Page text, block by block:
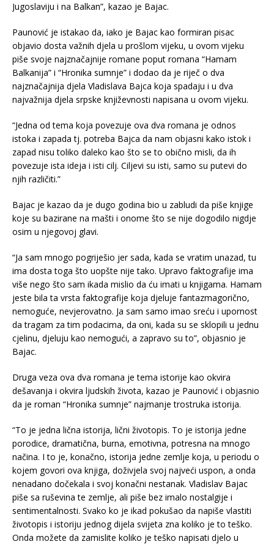
Jugoslaviju i na Balkan”, kazao je Bajac.
Paunović je istakao da, iako je Bajac kao formiran pisac
objavio dosta važnih djela u prošlom vijeku, u ovom vijeku
piše svoje najznačajnije romane poput romana “Hamam
Balkanija” i “Hronika sumnje” i dodao da je riječ o dva
najznačajnija djela Vladislava Bajca koja spadaju i u dva
najvažnija djela srpske književnosti napisana u ovom vijeku.
“Jedna od tema koja povezuje ova dva romana je odnos
istoka i zapada tj. potreba Bajca da nam objasni kako istok i
zapad nisu toliko daleko kao što se to obično misli, da ih
povezuje ista ideja i isti cilj. Ciljevi su isti, samo su putevi do
njih različiti.”
Bajac je kazao da je dugo godina bio u zabludi da piše knjige
koje su bazirane na mašti i onome što se nije dogodilo nigdje
osim u njegovoj glavi.
“Ja sam mnogo pogriješio jer sada, kada se vratim unazad, tu
ima dosta toga što uopšte nije tako. Upravo faktografije ima
više nego što sam ikada mislio da ću imati u knjigama. Hamam
jeste bila ta vrsta faktografije koja djeluje fantazmagorično,
nemoguće, nevjerovatno. Ja sam samo imao sreću i upornost
da tragam za tim podacima, da oni, kada su se sklopili u jednu
cjelinu, djeluju kao nemogući, a zapravo su to”, objasnio je
Bajac.
Druga veza ova dva romana je tema istorije kao okvira
dešavanja i okvira ljudskih života, kazao je Paunović i objasnio
da je roman “Hronika sumnje” najmanje trostruka istorija.
“To je jedna lična istorija, lični životopis. To je istorija jedne
porodice, dramatična, burna, emotivna, potresna na mnogo
načina. I to je, konačno, istorija jedne zemlje koja, u periodu o
kojem govori ova knjiga, doživjela svoj najveći uspon, a onda
nenadano dočekala i svoj konačni nestanak. Vladislav Bajac
piše sa ruševina te zemlje, ali piše bez imalo nostalgije i
sentimentalnosti. Svako ko je ikad pokušao da napiše vlastiti
životopis i istoriju jednog dijela svijeta zna koliko je to teško.
Onda možete da zamislite koliko je teško napisati djelo u